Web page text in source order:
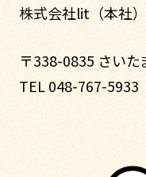
株式会社lit（本社）
〒338-0835 さい
TEL 048-767-5933